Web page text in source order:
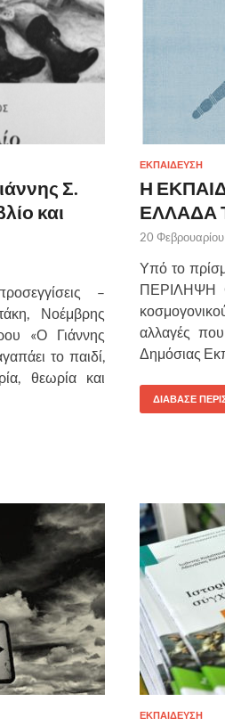
Σ.
και
–
Νοέμβρης
«Ο Γιάννης
το παιδί,
θεωρία και
ΕΚΠΑΙΔΕΥΣΗ
Η
ΕΛΛΑΔΑ
20
Υπό το
ΠΕΡΙΛΗΨΗ
αλλαγές
Δημόσιας
ΔΙΑΒΑΣΕ
ΕΚΠΑΙΔΕΥΣΗ